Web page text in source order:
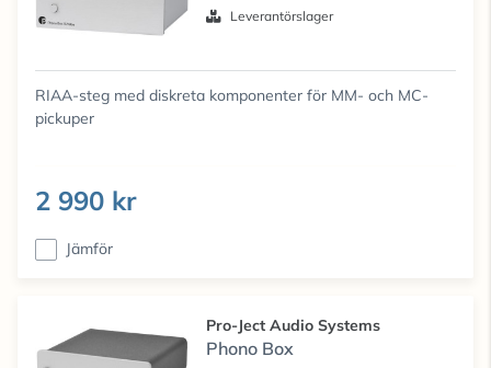
Leverantörslager
RIAA-steg med diskreta komponenter för MM- och MC-
pickuper
2 990 kr
Jämför
Pro-Ject Audio Systems
Phono Box